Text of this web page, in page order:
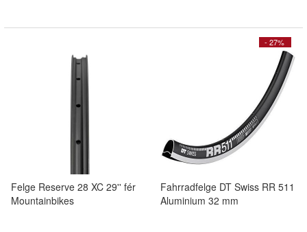
Felge Reserve 28 XC 29'' fér
Mountainbikes
- 27%
Fahrradfelge DT Swiss RR 511
Aluminium 32 mm